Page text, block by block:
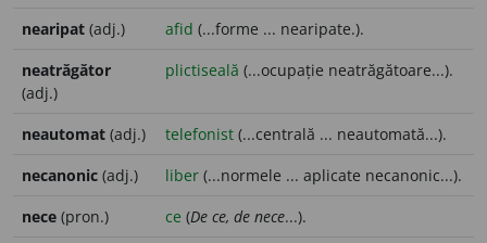
nearipat (adj.) afid (...forme ... nearipate.).
neatrăgător
(adj.)
plictiseală (...ocupație neatrăgătoare...).
neautomat (adj.) telefonist (...centrală ... neautomată...).
necanonic (adj.) liber (...normele ... aplicate necanonic...).
nece (pron.) ce (De ce, de nece...).